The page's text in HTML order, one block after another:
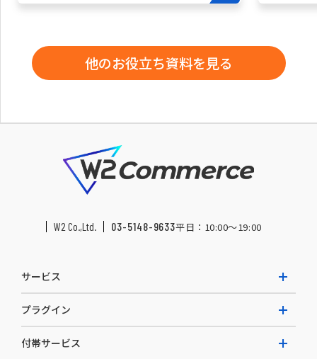
他のお役立ち資料を見る
W2 Co.,Ltd. 03-5148-9633平日：10:00〜19:00
サービス
W2 Commerce Repeat
プラグイン
付帯サービス